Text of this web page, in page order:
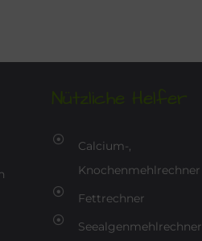
Nützliche Helfer
Calcium-,
Knochenmehlrechner
Fettrechner
Seealgenmehlrechner